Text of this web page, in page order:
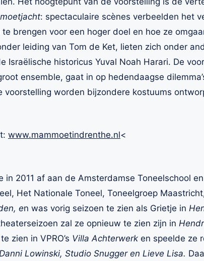
: spectaculaire scènes verbeelden het
brengen voor een hoger doel en hoe ze
leiding van Tom de Ket, lieten zich onder
Israëlische historicus Yuval Noah Harari. De
ensemble, gaat in op hedendaagse
voorstelling worden bijzondere kostuums
www.mammoetindrenthe.nl<
in 2011 af aan de Amsterdamse Toneelschool
Het Nationale Toneel, Toneelgroep
en was vorig seizoen te zien als Grietje in
zal ze opnieuw te zien zijn in
zien in VPRO’s Villa Achterwerk en speelde ze
Lowinski, Studio Snugger en Lieve Lisa.